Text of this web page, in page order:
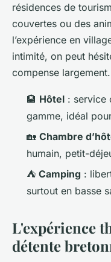
résidences de
couvertes ou des
l’expérience en
intimité, on peut
compense largement.
🏨 Hôtel : service
gamme, idéal
🏡 Chambre
humain, petit-
⛺ Camping :
surtout en basse
L'expérience
détente